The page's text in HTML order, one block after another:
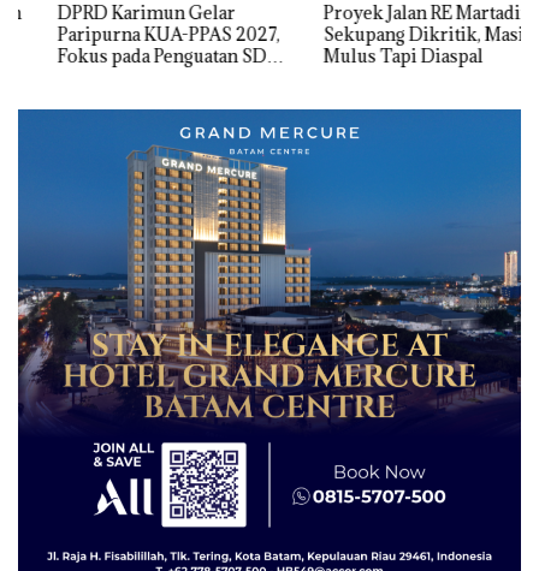
DPRD Karimun Gelar
Paripurna KUA-PPAS 2027,
Fokus pada Penguatan SDM,
Proyek Jalan RE Martadinata
Sekupang Dikritik, Masih
Mulus Tapi Diaspal